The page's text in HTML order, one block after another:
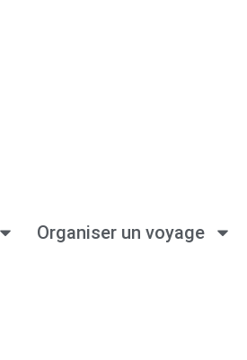
Organiser un voyage